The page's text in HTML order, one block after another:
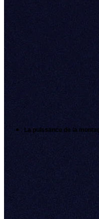
La puissance de la